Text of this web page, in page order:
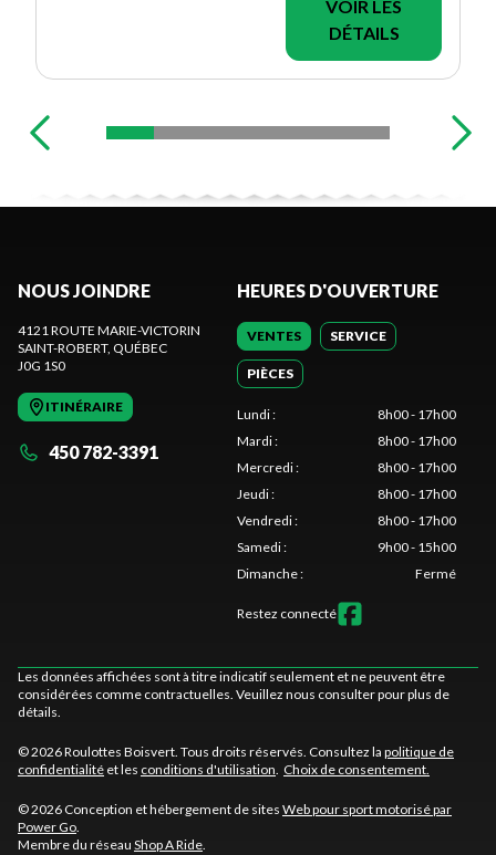
VOIR LES
DÉTAILS
NOUS JOINDRE
4121 ROUTE MARIE-VICTORIN
SAINT-ROBERT, QUÉBEC
J0G 1S0
ITINÉRAIRE
450 782-3391
HEURES D'OUVERTURE
VENTES SERVICE
PIÈCES
Lundi:
8h00 - 17h00
Mardi:
8h00 - 17h00
Mercredi:
8h00 - 17h00
Jeudi:
8h00 - 17h00
Vendredi:
8h00 - 17h00
Samedi:
9h00 - 15h00
Dimanche: Fermé
Restez connecté
Les données affichées sont à titre indicatif seulement et ne peuvent être
considérées comme contractuelles. Veuillez nous consulter pour plus de
détails.
© 2026 Roulottes Boisvert. Tous droits réservés. Consultez la politique de
confidentialité et les conditions d'utilisation Choix de consentement.
© 2026 Conception et hébergement de sites Web pour sport motorisé par
Power Go
Membre du réseau Shop A Ride